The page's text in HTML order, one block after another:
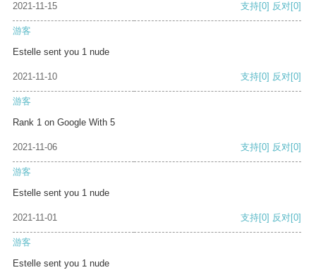
2021-11-15 支持[0] 反对[0]
游客
Estelle sent you 1 nude
2021-11-10 支持[0] 反对[0]
游客
Rank 1 on Google With 5
2021-11-06 支持[0] 反对[0]
游客
Estelle sent you 1 nude
2021-11-01 支持[0] 反对[0]
游客
Estelle sent you 1 nude